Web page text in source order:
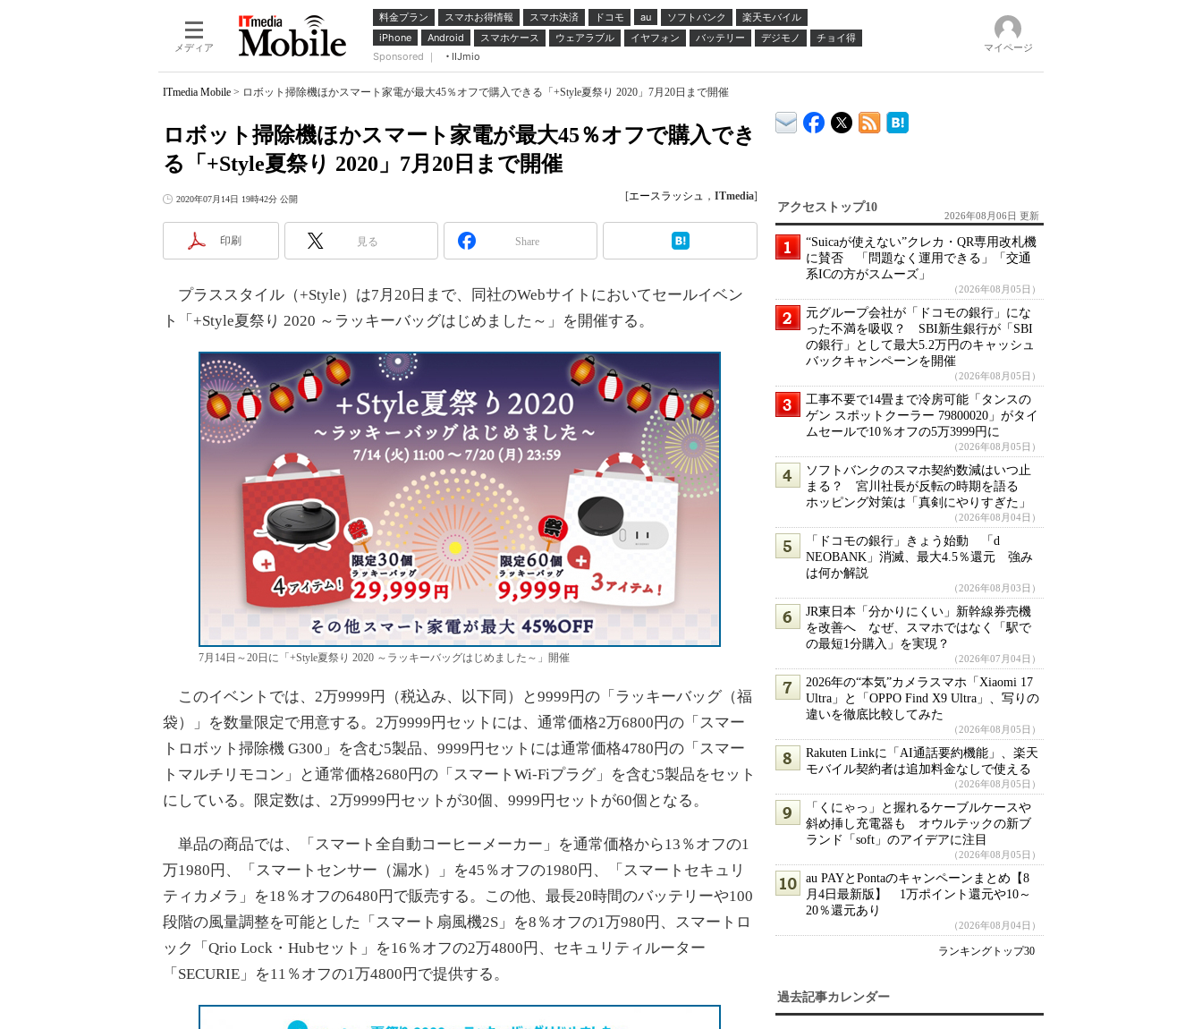
メディア
料金プラン スマホお得情報 スマホ決済 ドコモ au ソフトバンク
楽天モバイル
iPhone
Android スマホケース ウェアラブル イヤフォン バッテリー デジモノ
チョイ得
Sponsored ｜
IIJmio
マイページ
ITmedia Mobile > ロボット掃除機ほかスマート家電が最大45％オフで購入できる「+Style夏祭り 2020」7月20日まで開催
ロボット掃除機ほかスマート家電が最大45％オフで購入でき
る「+Style夏祭り 2020」7月20日まで開催
2020年07月14日 19時42分 公開 [エースラッシュ ， ITmedia]
印刷 見る Share
プラススタイル（+Style）は7月20日まで、同社のWebサイトにおいてセールイベン
ト「+Style夏祭り 2020 ～ラッキーバッグはじめました～」を開催する。
7月14日～20日に「+Style夏祭り 2020 ～ラッキーバッグはじめました～」開催
このイベントでは、2万9999円（税込み、以下同）と9999円の「ラッキーバッグ（福
袋）」を数量限定で用意する。2万9999円セットには、通常価格2万6800円の「スマー
トロボット掃除機 G300」を含む5製品、9999円セットには通常価格4780円の「スマー
トマルチリモコン」と通常価格2680円の「スマートWi-Fiプラグ」を含む5製品をセット
にしている。限定数は、2万9999円セットが30個、9999円セットが60個となる。
単品の商品では、「スマート全自動コーヒーメーカー」を通常価格から13％オフの1
万1980円、「スマートセンサー（漏水）」を45％オフの1980円、「スマートセキュリ
ティカメラ」を18％オフの6480円で販売する。この他、最長20時間のバッテリーや100
段階の風量調整を可能とした「スマート扇風機2S」を8％オフの1万980円、スマートロ
ック「Qrio Lock・Hubセット」を16％オフの2万4800円、セキュリティルーター
「SECURIE」を11％オフの1万4800円で提供する。
アクセストップ10
2026年08月06日 更新
“Suicaが使えない”クレカ・QR専用改札機
に賛否 「問題なく運用できる」「交通
系ICの方がスムーズ」
（2026年08月05日）
元グループ会社が「ドコモの銀行」にな
った不満を吸収？ SBI新生銀行が「SBI
の銀行」として最大5.2万円のキャッシュ
バックキャンペーンを開催
（2026年08月05日）
工事不要で14畳まで冷房可能「タンスの
ゲン スポットクーラー 79800020」がタイ
ムセールで10％オフの5万3999円に
（2026年08月05日）
ソフトバンクのスマホ契約数減はいつ止
まる？ 宮川社長が反転の時期を語る
ホッピング対策は「真剣にやりすぎた」
（2026年08月04日）
「ドコモの銀行」きょう始動 「d
NEOBANK」消滅、最大4.5％還元 強み
は何か解説
（2026年08月03日）
JR東日本「分かりにくい」新幹線券売機
を改善へ なぜ、スマホではなく「駅で
の最短1分購入」を実現？
（2026年07月04日）
2026年の“本気”カメラスマホ「Xiaomi 17
Ultra」と「OPPO Find X9 Ultra」、写りの
違いを徹底比較してみた
（2026年08月05日）
Rakuten Linkに「AI通話要約機能」、楽天
モバイル契約者は追加料金なしで使える
（2026年08月05日）
「くにゃっ」と握れるケーブルケースや
斜め挿し充電器も オウルテックの新ブ
ランド「soft」のアイデアに注目
（2026年08月05日）
au PAYとPontaのキャンペーンまとめ【8
月4日最新版】 1万ポイント還元や10～
20％還元あり
（2026年08月04日）
ランキングトップ30
過去記事カレンダー